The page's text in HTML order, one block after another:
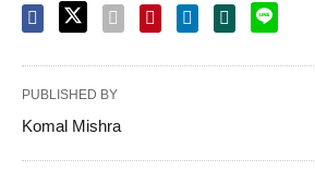
PUBLISHED BY
Komal Mishra